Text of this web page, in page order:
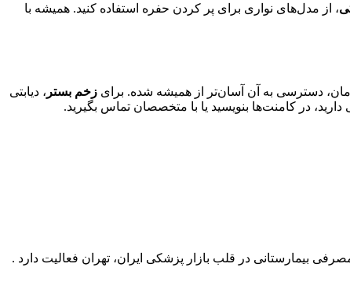
، از مدل‌های نواری برای پر کردن حفره استفاده کنید. همیشه با
زخم بستر ، دیابتی
در کامنت‌ها بنویسید یا با متخصصان تماس بگیرید.
بیمارستانی در قلب بازار پزشکی ایران، تهران فعالیت دارد .